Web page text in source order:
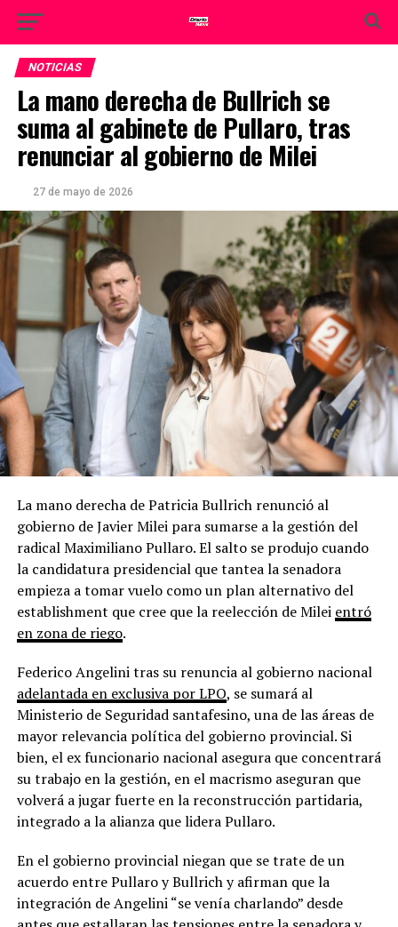
NOTICIAS
La mano derecha de Bullrich se
suma al gabinete de Pullaro, tras
renunciar al gobierno de Milei
27 de mayo de 2026
La mano derecha de Patricia Bullrich renunció al
gobierno de Javier Milei para sumarse a la gestión del
radical Maximiliano Pullaro. El salto se produjo cuando
la candidatura presidencial que tantea la senadora
empieza a tomar vuelo como un plan alternativo del
establishment que cree que la reelección de Milei entró
en zona de riego.
Federico Angelini tras su renuncia al gobierno nacional
adelantada en exclusiva por LPO, se sumará al
Ministerio de Seguridad santafesino, una de las áreas de
mayor relevancia política del gobierno provincial. Si
bien, el ex funcionario nacional asegura que concentrará
su trabajo en la gestión, en el macrismo aseguran que
volverá a jugar fuerte en la reconstrucción partidaria,
integrado a la alianza que lidera Pullaro.
En el gobierno provincial niegan que se trate de un
acuerdo entre Pullaro y Bullrich y afirman que la
integración de Angelini “se venía charlando” desde